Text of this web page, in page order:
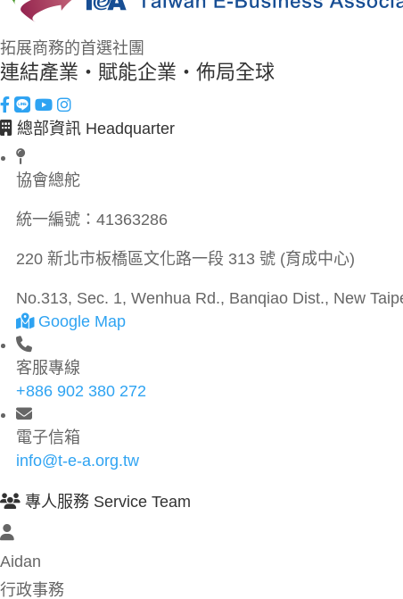
拓展商務的首選社團
連結產業・賦能企業・佈局全球
總部資訊 Headquarter
協會總舵
統一編號： 41363286
220 新北市板橋區文化路一段 313 號 (育成中心)
No.313, Sec. 1, Wenhua Rd., Banqiao Dist., New
Google Map
客服專線
+886 902 380 272
電子信箱
info@t-e-a.org.tw
專人服務 Service Team
Aidan
行政事務